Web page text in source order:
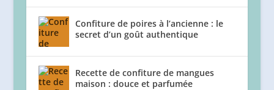
Confiture de poires à l’ancienne : le
secret d’un goût authentique
Recette de confiture de mangues
maison : douce et parfumée